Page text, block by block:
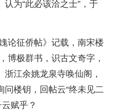
认为“此必该洽之士”，于
论征侨帖》记载，南宋楼
博极群书，识古文奇字，
浙江余姚龙泉寺唤仙阁，
问楼钥，回帖云“终未见二
赋乎？